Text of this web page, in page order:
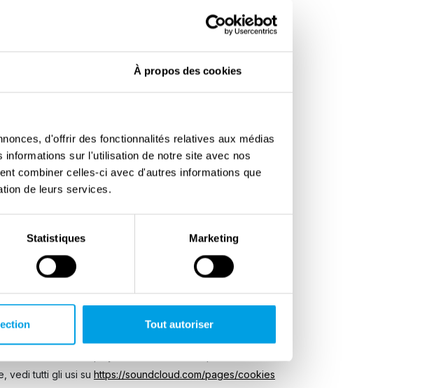
À propos des cookies
d'offrir des fonctionnalités relatives aux médias
sur l'utilisation de notre site avec nos
combiner celles-ci avec d'autres informations que
de leurs services.
Statistiques Marketing
Tout autoriser
usiamo questi cookie per testare diverse versioni della
gli utenti accedono e utilizzano la Piattaforma.
sul tuo dispositivo e su come gli utenti
nostre newsletter via e-mail e ci aiutano a garantire
interesse.
di servizi di inserire cookie e tecnologie simili sulla
sopra.
vedi tutti gli usi su https://soundcloud.com/pages/cookies